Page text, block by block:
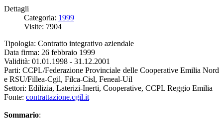
Dettagli
Categoria: 1999
Visite: 7904
Tipologia: Contratto integrativo aziendale
Data firma: 26 febbraio 1999
Validità: 01.01.1998 - 31.12.2001
Parti: CCPL/Federazione Provinciale delle Cooperative Emilia Nord
e RSU/Fillea-Cgil, Filca-Cisl, Feneal-Uil
Settori: Edilizia, Laterizi-Inerti, Cooperative, CCPL Reggio Emilia
Fonte: contrattazione.cgil.it
Sommario: